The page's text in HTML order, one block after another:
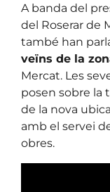
A banda del
del Roserar de
també han
veïns de la
Mercat. Les
posen sobre la
de la nova
amb el servei
obres.